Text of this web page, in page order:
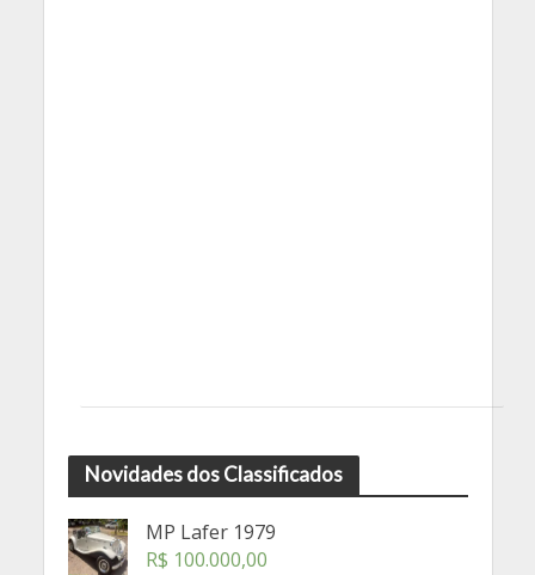
Novidades dos Classificados
MP Lafer 1979
R$ 100.000,00